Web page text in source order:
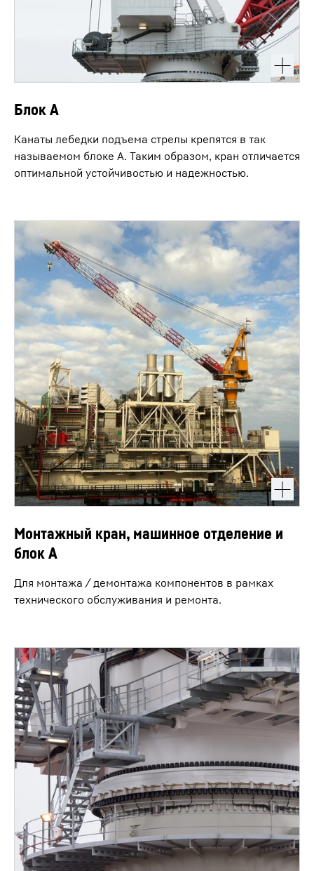
Блок A
Канаты лебедки подъема стрелы крепятся в так
называемом блоке A. Таким образом, кран отличается
оптимальной устойчивостью и надежностью.
Монтажный кран, машинное отделение и
блок A
Для монтажа / демонтажа компонентов в рамках
технического обслуживания и ремонта.